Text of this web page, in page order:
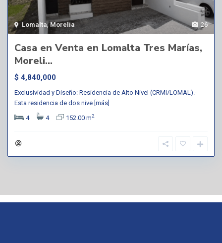
26
Lomalta ,Morelia
Casa en Venta en Lomalta Tres Marías,
Moreli...
$ 4,840,000
Exclusividad y Diseño: Residencia de Alto Nivel (CRMI/LOMAL).-
Esta residencia de dos nive [más]
4
4 152.00 m2